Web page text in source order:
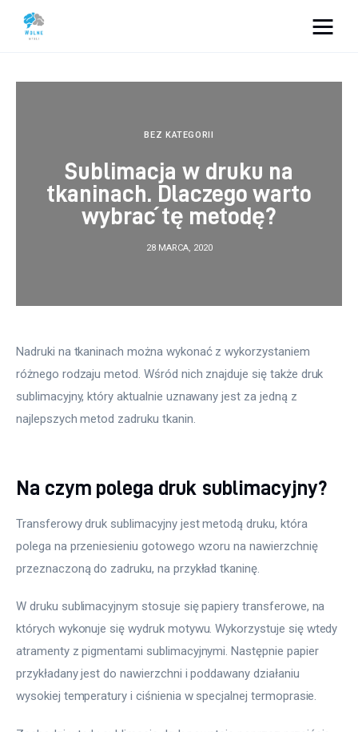
Dom i ogród
Uroda
Więcej
BEZ KATEGORII
Sublimacja w druku na
tkaninach. Dlaczego warto
wybrać tę metodę?
28 MARCA, 2020
Nadruki na tkaninach można wykonać z wykorzystaniem
różnego rodzaju metod. Wśród nich znajduje się także druk
sublimacyjny, który aktualnie uznawany jest za jedną z
najlepszych metod zadruku tkanin.
Na czym polega druk sublimacyjny?
Transferowy druk sublimacyjny jest metodą druku, która
polega na przeniesieniu gotowego wzoru na nawierzchnię
przeznaczoną do zadruku, na przykład tkaninę.
W druku sublimacyjnym stosuje się papiery transferowe, na
których wykonuje się wydruk motywu. Wykorzystuje się wtedy
atramenty z pigmentami sublimacyjnymi. Następnie papier
przykładany jest do nawierzchni i poddawany działaniu
wysokiej temperatury i ciśnienia w specjalnej termoprasie.